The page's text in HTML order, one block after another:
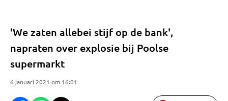
'We zaten allebei stijf op de bank',
napraten over explosie bij Poolse
supermarkt
6 januari 2021 om 16:01